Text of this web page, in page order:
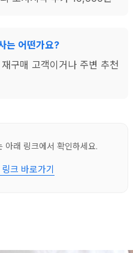
는 어떤가요?
구매 고객이거나 주변 추천
아래 링크에서 확인하세요.
크 바로가기